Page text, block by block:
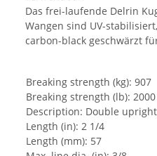
Das frei-laufende Delrin
Wangen sind UV-stabilisiert,
carbon-black geschwärzt
Breaking strength (kg): 907
Breaking strength (lb): 2000
Description: Double
Length (in): 2 1/4
Length (mm): 57